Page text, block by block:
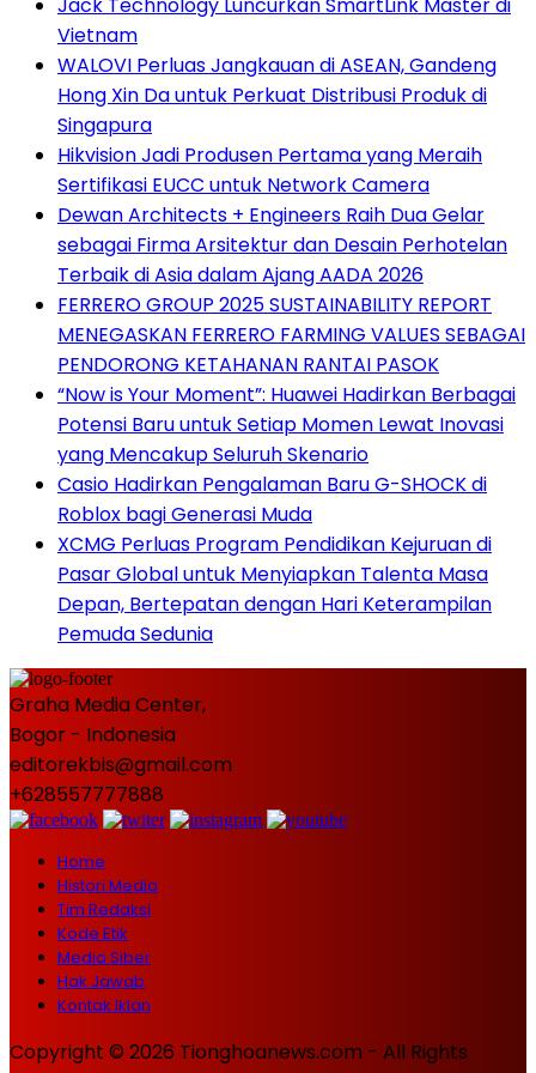
Vietnam
WALOVI Perluas Jangkauan di ASEAN, Gandeng
Hong Xin Da untuk Perkuat Distribusi Produk di
Singapura
Hikvision Jadi Produsen Pertama yang Meraih
Sertifikasi EUCC untuk Network Camera
Dewan Architects + Engineers Raih Dua Gelar
sebagai Firma Arsitektur dan Desain Perhotelan
Terbaik di Asia dalam Ajang AADA 2026
FERRERO GROUP 2025 SUSTAINABILITY REPORT
MENEGASKAN FERRERO FARMING VALUES SEBAGAI
PENDORONG KETAHANAN RANTAI PASOK
“Now is Your Moment”: Huawei Hadirkan Berbagai
Potensi Baru untuk Setiap Momen Lewat Inovasi
yang Mencakup Seluruh Skenario
Casio Hadirkan Pengalaman Baru G-SHOCK di
Roblox bagi Generasi Muda
XCMG Perluas Program Pendidikan Kejuruan di
Pasar Global untuk Menyiapkan Talenta Masa
Depan, Bertepatan dengan Hari Keterampilan
Pemuda Sedunia
Graha Media Center,
Bogor - Indonesia
editorekbis@gmail.com
+628557777888
Home
Histori Media
Tim Redaksi
Kode Etik
Media Siber
Hak Jawab
Kontak Iklan
Copyright © 2026 Tionghoanews.com - All Rights